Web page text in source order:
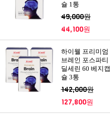
슐 1통
49,000원
44,100원
하이웰 프리미엄
브레인 포스파티
딜세린 60 베지캡
슐 3통
142,000원
127,800원